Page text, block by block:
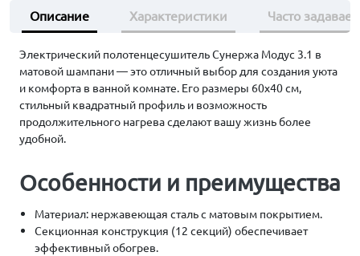
Описание Характеристики Часто
Электрический полотенцесушитель Сунержа Модус 3.1 в
матовой шампани — это отличный выбор для создания уюта
и комфорта в ванной комнате. Его размеры 60х40 см,
стильный квадратный профиль и возможность
продолжительного нагрева сделают вашу жизнь более
удобной.
Особенности и преимущества
Материал: нержавеющая сталь с матовым покрытием.
Секционная конструкция (12 секций) обеспечивает
эффективный обогрев.